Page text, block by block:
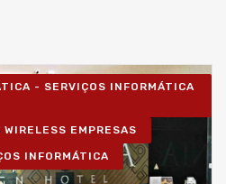
- SERVIÇOS INFORMÁTICA
EMPRESAS
INFORMÁTICA